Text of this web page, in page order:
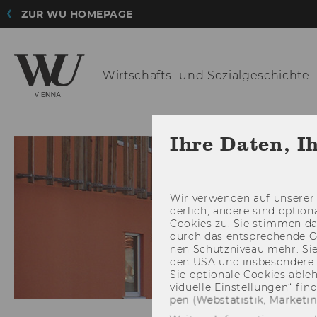
ZUR WU HOMEPAGE
Wirtschafts- und Sozialgeschichte
Ihre Daten,
Wir ver­wen­den auf
der­lich, an­de­re sind
Coo­kies zu. Sie stim­men
durch das ent­spre­chen­de
nen Schutz­ni­veau mehr.
den USA und
Sie op­tio­na­le Coo­kies
vi­du­el­le Ein­stel­lun­gen“
pen (Web­sta­tis­tik,